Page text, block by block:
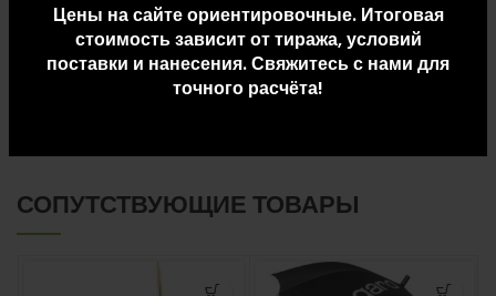
Цены на сайте ориентировочные. Итоговая
стоимость зависит от тиража, условий
поставки и нанесения. Свяжитесь с нами для
точного расчёта!
ДОПОЛНИТЕЛЬНАЯ ИНФОРМАЦИЯ
СОПУТСТВУЮЩИЕ ТОВАРЫ